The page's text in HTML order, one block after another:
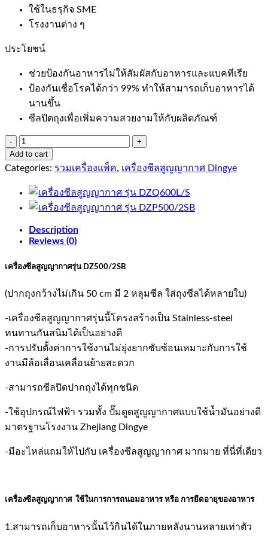
ใช้ในธรุกิจ SME
โรงงานต่าง ๆ
ประโยชน์
ช่วยป้องกันอาหารไม่ให้สัมผัสกับอาหารและแบคทีเรีย
ป้องกันเชื่อโรคได้กว่า 99% ทำให้สามารถเก็บอาหารได้
นานขึ้น
ซีลปิดถุงเพื่อเพิ่มความสวยงามให้กับผลิตภัณฑ์
เครื่อง
ซีล
สูญ
ญา
กาศ
DZQ500-
2SB
Add to cart
Categories: รวมเครื่องแพ็ค, เครื่องซีลสูญญากาศ Dingye
Description
Reviews (0)
เครื่องซีลสูญญากาศรุ่น DZ500/2SB
(ปากถุงกว้างไม่เกิน 50 cm มี 2 หลุมซีล ใส่ถุงซีลได้หลายใบ)
-เครื่องซีลสูญญากาศรุ่นนี้โครงสร้างเป็น Stainless-steel
ทนทานกันสนิมได้เป็นอย่างดี
-การปรับตั้งค่าการใช้งานไม่ยุ่งยากซับซ้อนเหมาะกับการใช้
งานมีล้อเลื่อนเคลื่อนย้ายสะดวก
-สามารถซีลปิดปากถุงได้ทุกชนิด
-ใช้อุปกรณ์ไฟฟ้า รวมทั้ง ปั๊มดูดสูญญากาศแบบใช้น้ำมันอย่างดี
มาตรฐานโรงงาน Zhejiang Dingye
-มีอะไหล่แถมให้ไปกับ เครื่องซีลสูญญากาศ มากมาย ที่นี่ที่เดียว
เครื่องซีลสูญญากาศ ใช้ในการการถนอมอาหาร หรือ การยืดอายุของอาหาร
1.สามารถเก็บอาหารนั้นไว้กินได้ในภายหลังนานหลายเท่าตัว